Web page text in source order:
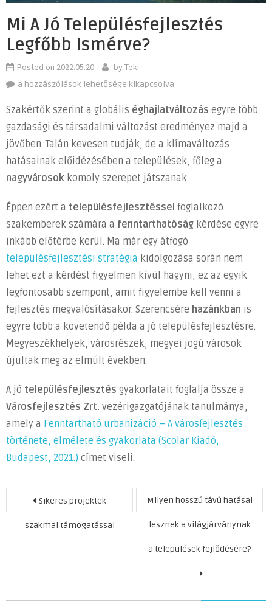
Mi A Jó Településfejlesztés
Legfőbb Ismérve?
Posted on 2022.05.20. by Teki
Mi
jó
településfejlesztés
legfőbb
ismérve?
bejegyzéshez
a hozzászólások lehetősége kikapcsolva
Szakértők szerint a globális éghajlatváltozás egyre több
gazdasági és társadalmi változást eredményez majd a
jövőben. Talán kevesen tudják, de a klímaváltozás
hatásainak előidézésében a települések, főleg a
nagyvárosok komoly szerepet játszanak.
Éppen ezért a településfejlesztéssel foglalkozó
szakemberek számára a fenntarthatóság kérdése egyre
inkább előtérbe kerül. Ma már egy átfogó
településfejlesztési stratégia kidolgozása során nem
lehet ezt a kérdést figyelmen kívül hagyni, ez az egyik
legfontosabb szempont, amit figyelembe kell venni a
fejlesztés megvalósításakor. Szerencsére hazánkban is
egyre több a követendő példa a jó településfejlesztésre.
Megyeszékhelyek, városrészek, megyei jogú városok
újultak meg az elmúlt években.
A jó településfejlesztés gyakorlatait foglalja össze a
Városfejlesztés Zrt. vezérigazgatójának tanulmánya,
amely a Fenntartható urbanizáció – A városfejlesztés
története, elmélete és gyakorlata (Scolar Kiadó,
Budapest, 2021.) címet viseli.
Bejegyzés
navigáció
Sikeres projektek
szakmai támogatással
Milyen hosszú távú hatásai
lesznek a világjárványnak
a települések fejlődésére?